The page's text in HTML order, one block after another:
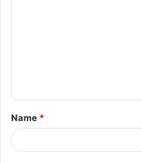
Name *